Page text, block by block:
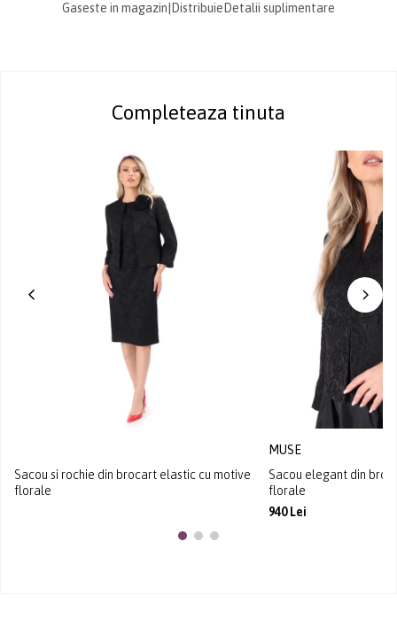
Gaseste in magazin Distribuie Detalii suplimentare
Completeaza tinuta
Sacou si rochie din brocart elastic cu motive
florale
MUSE
Sacou elegant din
florale
940 Lei